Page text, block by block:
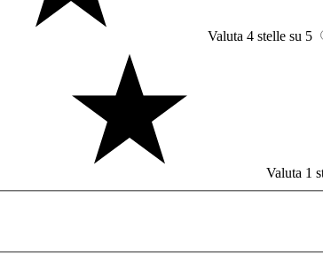
Valuta 4 stelle su 5
Valuta 1